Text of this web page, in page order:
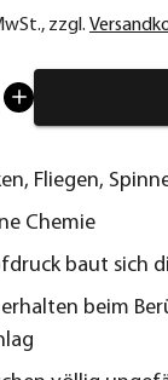
, zzgl.
Fliegen,
Chemie
baut sich
erhalten beim